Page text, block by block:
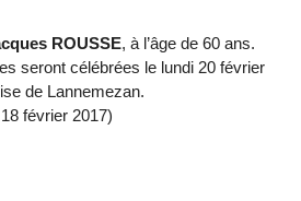
ROUSSE, à l’âge de 60 ans.
seront célébrées le lundi 20 février
de Lannemezan.
février 2017)